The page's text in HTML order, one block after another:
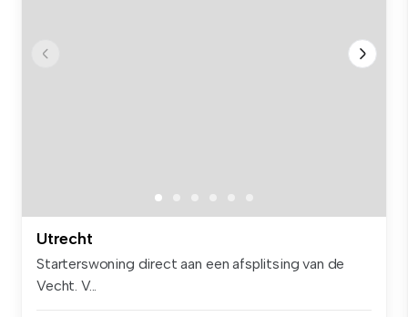
Utrecht
Starterswoning direct aan een afsplitsing van de
Vecht. V...